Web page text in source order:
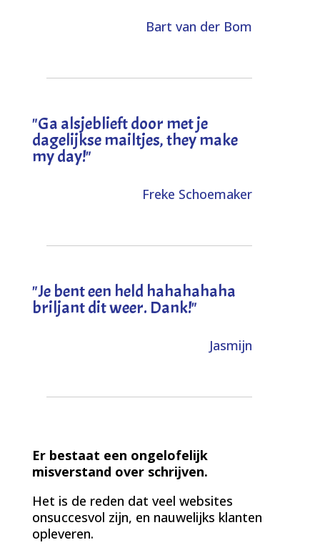
Bart van der Bom
"Ga alsjeblieft door met je
dagelijkse mailtjes, they make
my day!"
Freke Schoemaker
"Je bent een held hahahahaha
briljant dit weer. Dank!"
Jasmijn
Er bestaat een ongelofelijk
misverstand over schrijven.
Het is de reden dat veel websites
onsuccesvol zijn, en nauwelijks klanten
opleveren.